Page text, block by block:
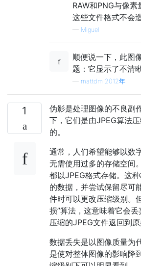
RAW和PNG与像素
这些文件格式不会
— Miguel
顺便说一下，此图
题：它显示了不清
mattdm 2012年
1
伪影是处理图像的不良副
下，它们是由JPEG算法
的。
通常，人们希望能够以数
无需使用过多的存储空间
都以JPEG格式存储。这
的数据，并尝试保留尽可
件时可以更改压缩级别。
损”算法，这意味着它会
压缩的JPEG文件返回到原
数据丢失是以图像质量为
是使对整体图像的影响降